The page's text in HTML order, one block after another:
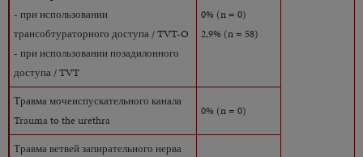
- при использовании
трансобтураторного доступа / TVT-O
- при использовании позадилонного
доступа / TVT
0% (n = 0)
2,9% (n = 58)
Травма мочеиспускательного канала
Trauma to the urethra
0% (n = 0)
Травма ветвей запирательного нерва